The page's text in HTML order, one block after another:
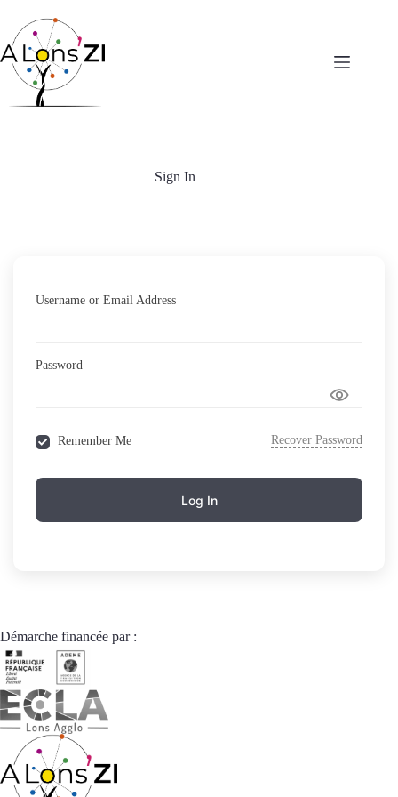
contenu
Sign In
Username or Email Address
Password
Remember Me Recover Password
Log In
Démarche financée par :